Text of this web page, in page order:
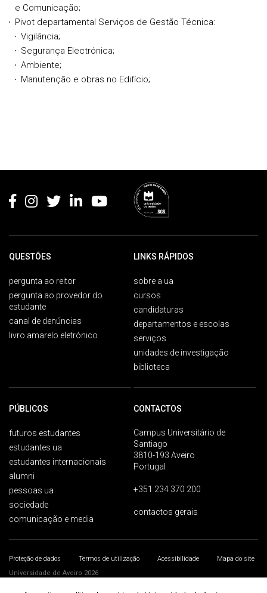
e Comunicação;
Pivot departamental Serviços de Gestão Técnica:
Vigilância;
Segurança Electrónica;
Ambiente;
Manutenção e obras no Edifício;
QUESTÕES
pergunta ao reitor
pergunta ao provedor do
estudante
canal de denúncias
livro amarelo eletrónico
LINKS RÁPIDOS
sobre a ua
cursos
candidaturas
departamentos e escolas
serviços
unidades de investigação
biblioteca
PÚBLICOS
futuros estudantes
estudantes ua
estudantes internacionais
alumni
pessoas ua
sociedade
comunicação e media
CONTACTOS
Campus Universitário de
Santiago
3810-193 Aveiro
Portugal
+351 234 370 200
contactos gerais
Proteção de dados Termos de utilização Acessibilidade
Mapa do site
Universidade de Aveiro 2026